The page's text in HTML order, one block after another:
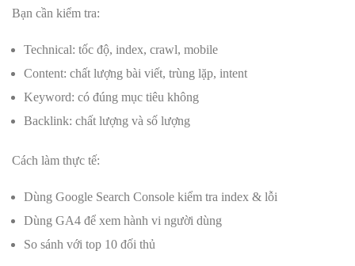
Bạn cần kiểm tra:
Technical: tốc độ, index, crawl, mobile
Content: chất lượng bài viết, trùng lặp, intent
Keyword: có đúng mục tiêu không
Backlink: chất lượng và số lượng
Cách làm thực tế:
Dùng Google Search Console kiểm tra index & lỗi
Dùng GA4 để xem hành vi người dùng
So sánh với top 10 đối thủ